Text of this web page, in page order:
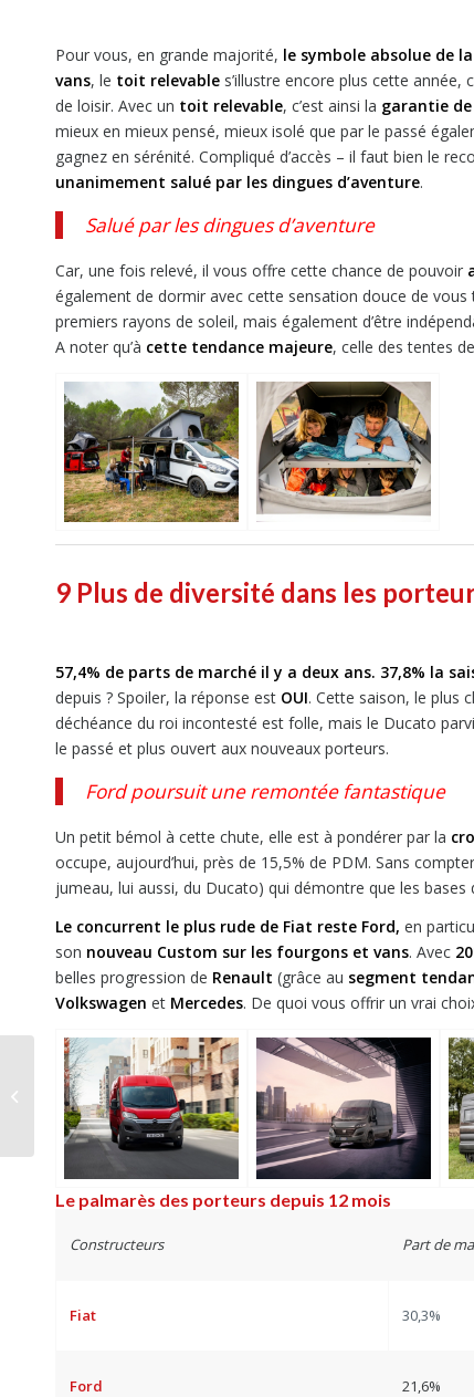
Pour vous, en grande majorité, le symbole absolue de
vans, le toit relevable s’illustre encore plus cette
de loisir. Avec un toit relevable, c’est ainsi la garantie
mieux en mieux pensé, mieux isolé que par le passé
gagnez en sérénité. Compliqué d’accès – il faut bien le
unanimement salué par les dingues d’aventure.
Salué par les dingues d’aventure
Car, une fois relevé, il vous offre cette chance de pouvoir
également de dormir avec cette sensation douce de
premiers rayons de soleil, mais également d’être
A noter qu’à cette tendance majeure, celle des tentes
9 Plus de diversité dans les
57,4% de parts de marché il y a deux ans. 37,8% la
depuis ? Spoiler, la réponse est OUI. Cette saison, le plus
déchéance du roi incontesté est folle, mais le Ducato
le passé et plus ouvert aux nouveaux porteurs.
Ford poursuit une remontée fantastique
Un petit bémol à cette chute, elle est à pondérer par la
occupe, aujourd’hui, près de 15,5% de PDM. Sans
jumeau, lui aussi, du Ducato) qui démontre que les
Le concurrent le plus rude de Fiat reste Ford, en
son nouveau Custom sur les fourgons et vans. Avec
belles progression de Renault (grâce au segment
Volkswagen et Mercedes. De quoi vous offrir un vrai
Le palmarès des porteurs depuis 12 mois
Constructeurs Part de
Fiat 30,3%
Ford 21,6%
Camping-cars, top 10
des tendances 2024,
partie 2